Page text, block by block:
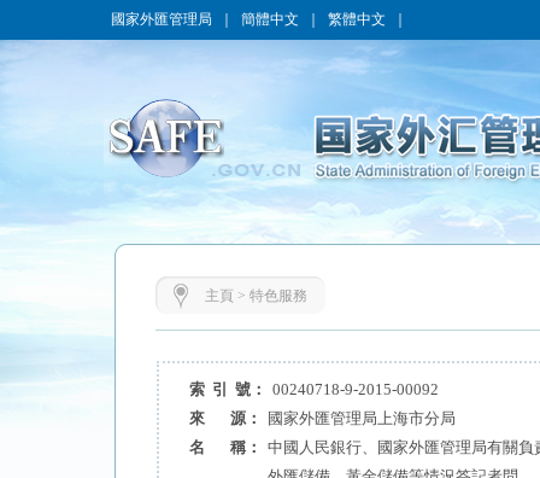
國家外匯管理局 簡體中文 繁體中文
主頁 > 特色服務
索 引 號：
00240718-9-2015-00092
來 源：
國家外匯管理局上海市分局
名 稱：
中國人民銀行、國家外匯管理局有關